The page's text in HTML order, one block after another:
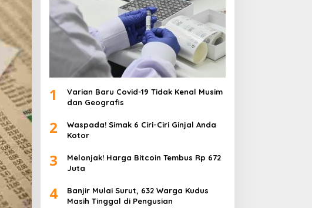
1
Varian Baru Covid-19 Tidak Kenal Musim
dan Geografis
2
Waspada! Simak 6 Ciri-Ciri Ginjal Anda
Kotor
3
Melonjak! Harga Bitcoin Tembus Rp 672
Juta
4
Banjir Mulai Surut, 632 Warga Kudus
Masih Tinggal di Pengusian